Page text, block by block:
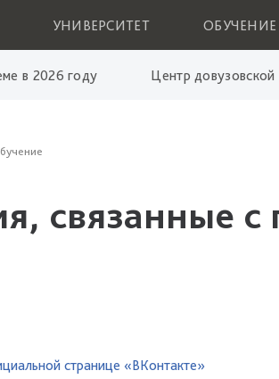
УНИВЕРСИТЕТ ОБУЧЕНИЕ
в 2026 году Центр довузовской
связанные
странице «ВКонтакте»